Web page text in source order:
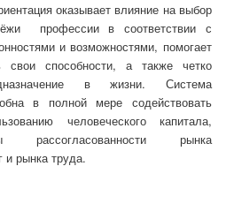
оказывает влияние на выбор
профессии в соответствии с
и возможностями, помогает
свои способности, а также четко
в жизни. Система
в полной мере содействовать
человеческого капитала,
рассогласованности рынка
и рынка труда.